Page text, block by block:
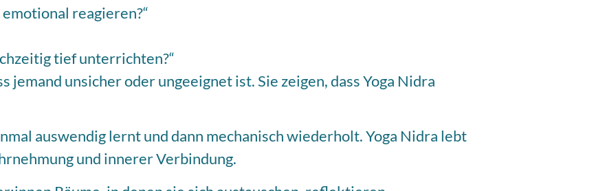
reagieren?“
tief unterrichten?“
jemand unsicher oder ungeeignet ist. Sie zeigen, dass Yoga Nidra
auswendig lernt und dann mechanisch wiederholt. Yoga Nidra lebt
und innerer Verbindung.